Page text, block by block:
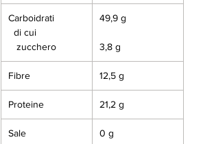
Carboidrati
di cui
zucchero
49,9 g
3,8 g
Fibre 12,5 g
Proteine 21,2 g
Sale 0 g